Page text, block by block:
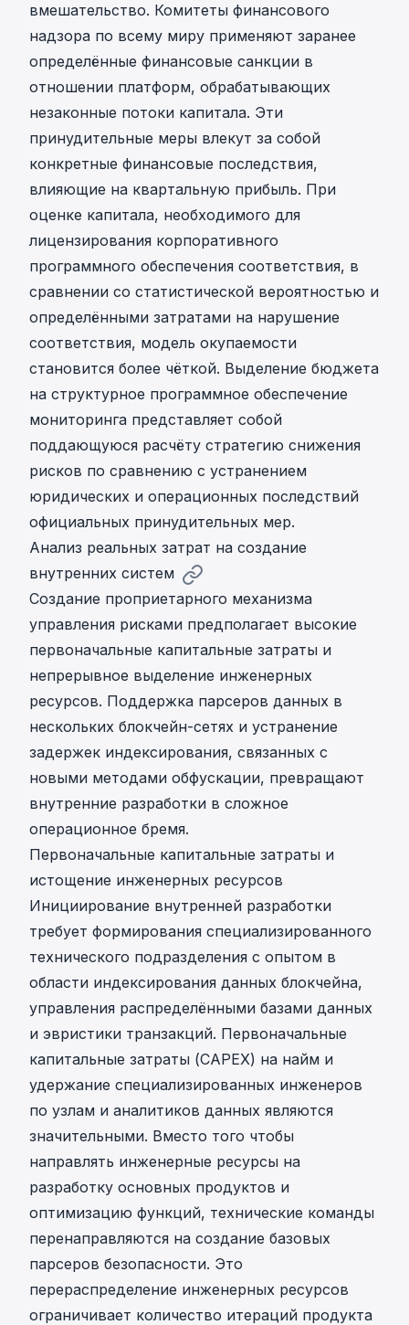
вмешательство. Комитеты финансового
надзора по всему миру применяют заранее
определённые финансовые санкции в
отношении платформ, обрабатывающих
незаконные потоки капитала. Эти
принудительные меры влекут за собой
конкретные финансовые последствия,
влияющие на квартальную прибыль. При
оценке капитала, необходимого для
лицензирования корпоративного
программного обеспечения соответствия, в
сравнении со статистической вероятностью и
определёнными затратами на нарушение
соответствия, модель окупаемости
становится более чёткой. Выделение бюджета
на структурное программное обеспечение
мониторинга представляет собой
поддающуюся расчёту стратегию снижения
рисков по сравнению с устранением
юридических и операционных последствий
официальных принудительных мер.
Анализ реальных затрат на создание
внутренних систем
Создание проприетарного механизма
управления рисками предполагает высокие
первоначальные капитальные затраты и
непрерывное выделение инженерных
ресурсов. Поддержка парсеров данных в
нескольких блокчейн-сетях и устранение
задержек индексирования, связанных с
новыми методами обфускации, превращают
внутренние разработки в сложное
операционное бремя.
Первоначальные капитальные затраты и
истощение инженерных ресурсов
Инициирование внутренней разработки
требует формирования специализированного
технического подразделения с опытом в
области индексирования данных блокчейна,
управления распределёнными базами данных
и эвристики транзакций. Первоначальные
капитальные затраты (CAPEX) на найм и
удержание специализированных инженеров
по узлам и аналитиков данных являются
значительными. Вместо того чтобы
направлять инженерные ресурсы на
разработку основных продуктов и
оптимизацию функций, технические команды
перенаправляются на создание базовых
парсеров безопасности. Это
перераспределение инженерных ресурсов
ограничивает количество итераций продукта